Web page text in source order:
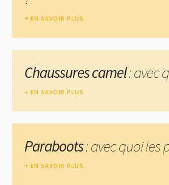
EN SAVOIR PLUS
Chaussures camel: avec
EN SAVOIR PLUS
Paraboots: avec quoi les
EN SAVOIR PLUS